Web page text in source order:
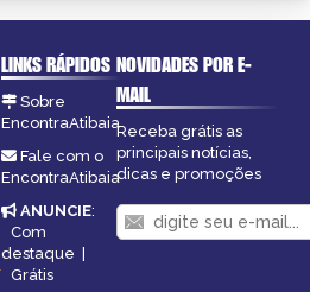
LINKS RÁPIDOS
Sobre
EncontraAtibaia
Fale com o
EncontraAtibaia
ANUNCIE:
Com
destaque
Grátis
NOVIDADES POR E-
MAIL
Receba grátis as
principais notícias,
dicas e promoções